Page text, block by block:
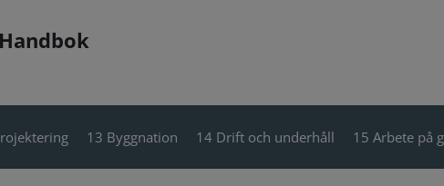
13 Byggnation 14 Drift och underhåll 15 Arbete på